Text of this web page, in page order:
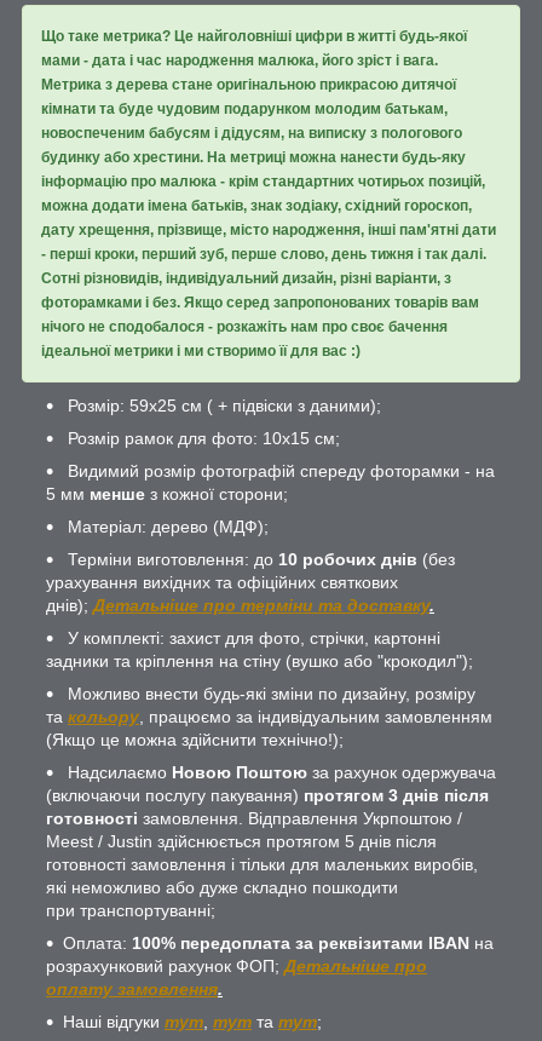
Що таке метрика? Це найголовніші цифри в житті будь-якої
мами - дата і час народження малюка, його зріст і вага.
Метрика з дерева стане оригінальною прикрасою дитячої
кімнати та буде чудовим подарунком молодим батькам,
новоспеченим бабусям і дідусям, на виписку з пологового
будинку або хрестини. На метриці можна нанести будь-яку
інформацію про малюка - крім стандартних чотирьох позицій,
можна додати імена батьків, знак зодіаку, східний гороскоп,
дату хрещення, прізвище, місто народження, інші пам'ятні дати
- перші кроки, перший зуб, перше слово, день тижня і так далі.
Сотні різновидів, індивідуальний дизайн, різні варіанти, з
фоторамками і без. Якщо серед запропонованих товарів вам
нічого не сподобалося - розкажіть нам про своє бачення
ідеальної метрики і ми створимо її для вас :)
Розмір: 59х25 см ( + підвіски з даними);
Розмір рамок для фото: 10х15 см;
Видимий розмір фотографій спереду фоторамки - на
5 мм менше з кожної сторони;
Матеріал: дерево (МДФ);
Терміни виготовлення: до 10 робочих днів (без
урахування вихідних та офіційних святкових
днів); Детальніше про терміни та доставку.
У комплекті: захист для фото, стрічки, картонні
задники та кріплення на стіну (вушко або "крокодил");
Можливо внести будь-які зміни по дизайну, розміру
та кольору , працюємо за індивідуальним замовленням
(Якщо це можна здійснити технічно!);
Надсилаємо Новою Поштою за рахунок одержувача
(включаючи послугу пакування) протягом 3 днів після
готовності замовлення. Відправлення Укрпоштою /
Meest / Justin здійснюється протягом 5 днів після
готовності замовлення і тільки для маленьких виробів,
які неможливо або дуже складно пошкодити
при транспортуванні;
Оплата: 100% передоплата за реквізитами IBAN на
розрахунковий рахунок ФОП; Детальніше про
оплату замовлення.
Наші відгуки тут тут та тут;